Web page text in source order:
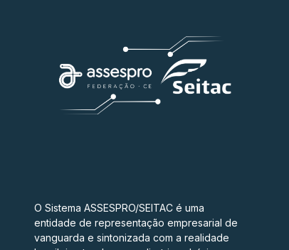
O Sistema ASSESPRO/SEITAC é uma
entidade de representação empresarial de
vanguarda e sintonizada com a realidade